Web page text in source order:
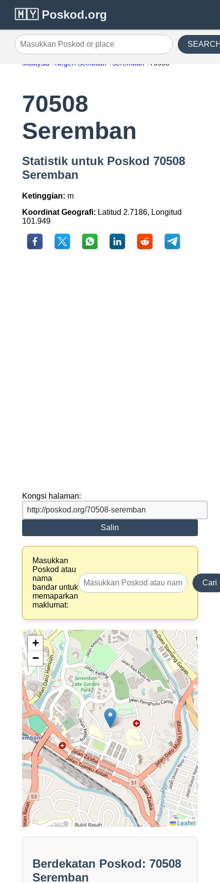
🇲🇾 Poskod.org
Masukkan Poskod or place
Malaysia Negeri Sembilan Seremban 70508
70508
Seremban
Statistik untuk Poskod 70508
Seremban
Ketinggian: m
Koordinat Geografi: Latitud 2.7186, Longitud
101.949
Kongsi halaman:
Salin
Masukkan
Poskod atau
nama
bandar untuk
memaparkan
maklumat:
Cari
+
−
Leaflet
Berdekatan Poskod: 70508
Seremban